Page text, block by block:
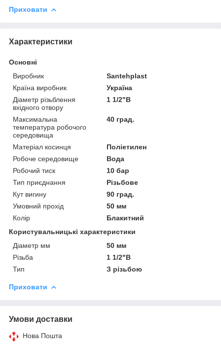
Приховати
Характеристики
Основні
Виробник
Santehplast
Країна виробник
Україна
Діаметр різьблення
вхідного отвору
1 1/2"В
Максимальна
температура робочого
середовища
40 град.
Матеріал косинця
Поліетилен
Робоче середовище
Вода
Робочий тиск
10 бар
Тип приєднання
Різьбове
Кут вигину
90 град.
Умовний прохід
50 мм
Колір
Блакитний
Користувальницькі характеристики
Діаметр мм
50 мм
Різьба
1 1/2"В
Тип
З різьбою
Приховати
Умови доставки
Нова Пошта